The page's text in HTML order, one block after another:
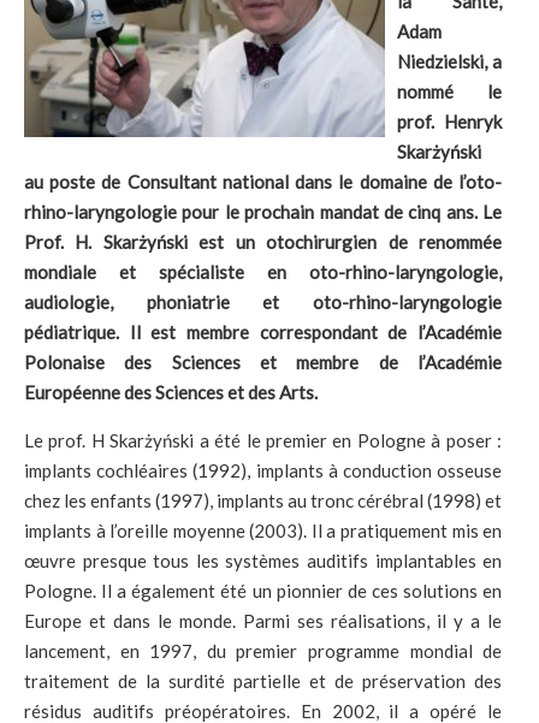
Adam
Niedzielski, a
nommé le
prof. Henryk
Skarżyński
au poste de Consultant national dans le domaine de l’oto-
rhino-laryngologie pour le prochain mandat de cinq ans. Le
Prof. H. Skarżyński est un otochirurgien de renommée
mondiale et spécialiste en oto-rhino-laryngologie,
audiologie, phoniatrie et oto-rhino-laryngologie
pédiatrique. Il est membre correspondant de l’Académie
Polonaise des Sciences et membre de l’Académie
Européenne des Sciences et des Arts.
Le prof. H Skarżyński a été le premier en Pologne à poser :
implants cochléaires (1992), implants à conduction osseuse
chez les enfants (1997), implants au tronc cérébral (1998) et
implants à l’oreille moyenne (2003). Il a pratiquement mis en
œuvre presque tous les systèmes auditifs implantables en
Pologne. Il a également été un pionnier de ces solutions en
Europe et dans le monde. Parmi ses réalisations, il y a le
lancement, en 1997, du premier programme mondial de
traitement de la surdité partielle et de préservation des
résidus auditifs préopératoires. En 2002, il a opéré le